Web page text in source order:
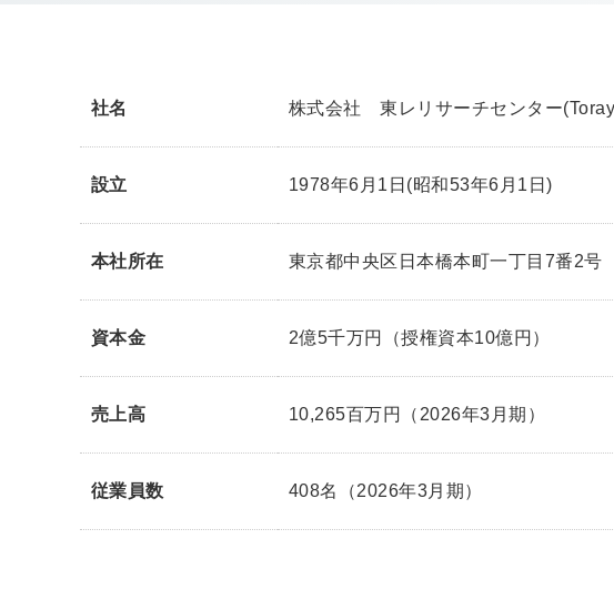
社名 株式会社 東レリサーチセンター
設立 1978年6月1日 (昭和53年6月1日)
本社所在 東京都中央区日本橋本町一丁目7番2号
資本金 2億5千万円 （授権資本10億円）
売上高 10,265百万円 （2026年3月期）
従業員数 408名 （2026年3月期）